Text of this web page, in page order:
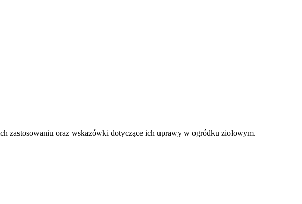
zastosowaniu oraz wskazówki dotyczące ich uprawy w ogródku ziołowym.